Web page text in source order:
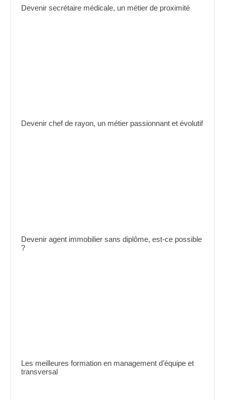
Devenir secrétaire médicale, un métier de proximité
Devenir chef de rayon, un métier passionnant et évolutif
Devenir agent immobilier sans diplôme, est-ce possible
?
Les meilleures formation en management d’équipe et
transversal